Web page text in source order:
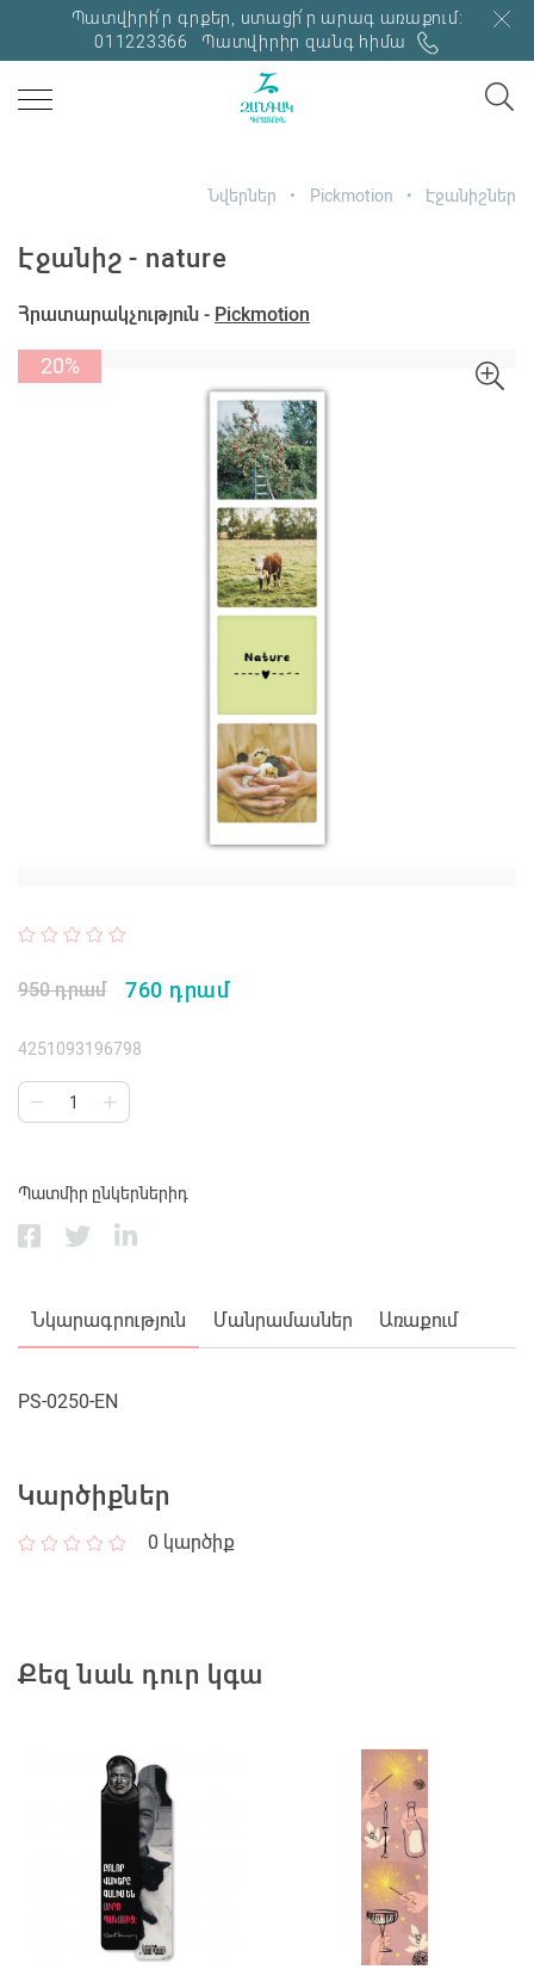
Պատվիրի՛ր գրքեր, ստացի՛ր արագ առաքում:
011223366
Պատվիրիր զանգ հիմա
Նվերներ Pickmotion Էջանիշներ
Էջանիշ - nature
Հրատարակչություն - Pickmotion
20%
950 դրամ 760 դրամ
4251093196798
Պատմիր ընկերներիդ
Նկարագրություն Մանրամասներ Առաքում
PS-0250-EN
Կարծիքներ
0 կարծիք
Քեզ նաև դուր կգա